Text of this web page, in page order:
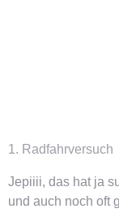
1. Radfahrversuch
Jepiiii, das hat ja
und auch noch oft